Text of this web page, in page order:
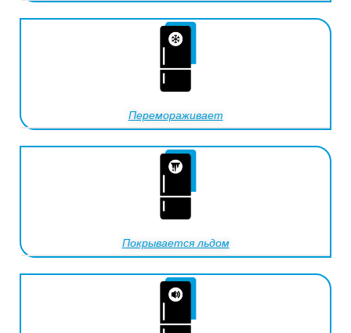
Перемораживает
Покрывается льдом